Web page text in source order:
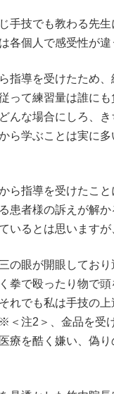
技でも教わる先
各個人で感受性が
導を受けたため
って練習量は誰に
んな場合にしろ、
ら学ぶことは実に
指導を受けたこ
患者様の訴えが解
いるとは思います
眼が開眼してお
拳で殴ったり物で
れでも私は手技の
＜注2＞、金品を受
療を酷く嫌い、偽